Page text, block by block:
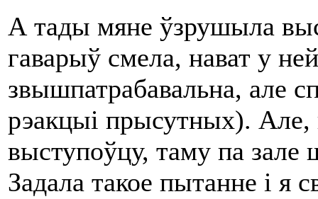
А тады мяне ўзрушыла
гаварыў смела, нават у
звышпатрабавальна, але
рэакцыі прысутных). Але,
выступоўцу, таму па зале
Задала такое пытанне і я